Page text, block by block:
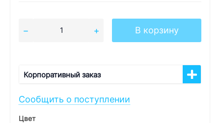
В корзину
Корпоративный заказ
Сообщить о поступлении
Цвет